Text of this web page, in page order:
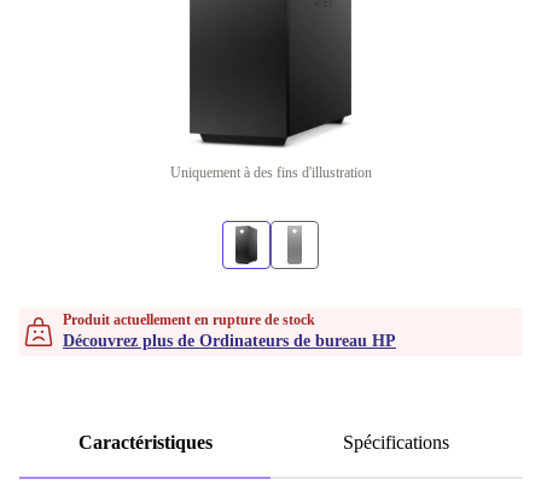
Uniquement à des fins d'illustration
Produit actuellement en rupture de stock
Découvrez plus de Ordinateurs de bureau HP
Caractéristiques Spécifications